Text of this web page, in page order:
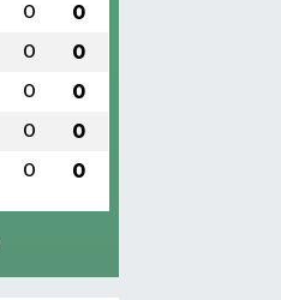
0 0
0 0
0 0
0 0
0 0